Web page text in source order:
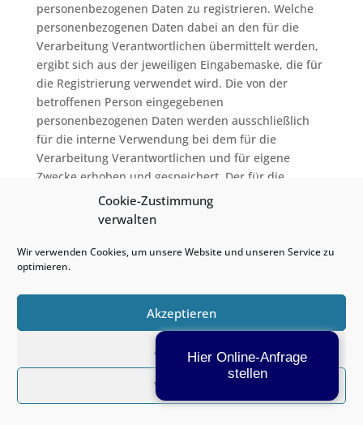
Cookie-Zustimmung
verwalten
Wir verwenden Cookies, um unsere Website und unseren Service zu
optimieren.
Akzeptieren
Ablehnen
Vorlieben
personenbezogenen Daten zu registrieren. Welche
personenbezogenen Daten dabei an den für die
Verarbeitung Verantwortlichen übermittelt werden,
ergibt sich aus der jeweiligen Eingabemaske, die für
die Registrierung verwendet wird. Die von der
betroffenen Person eingegebenen
personenbezogenen Daten werden ausschließlich
für die interne Verwendung bei dem für die
Verarbeitung Verantwortlichen und für eigene
Zwecke erhoben und gespeichert. Der für die
Verarbeitung Verantwortliche kann die Weitergabe
an einen oder mehrere Auftragsverarbeiter,
veranlassen, der die personenbezogenen Daten
ebenfalls ausschließlich für eine interne
Verantwortlichen zuzurechnen ist, nutzt.
Durch eine Registrierung auf der Internetseite des
für die Verarbeitung Verantwortlichen wird ferner
die vom Internet-Service-Provider (ISP) der
betroffenen Person vergebene IP-Adresse, das
Hier Online-Anfrage
stellen